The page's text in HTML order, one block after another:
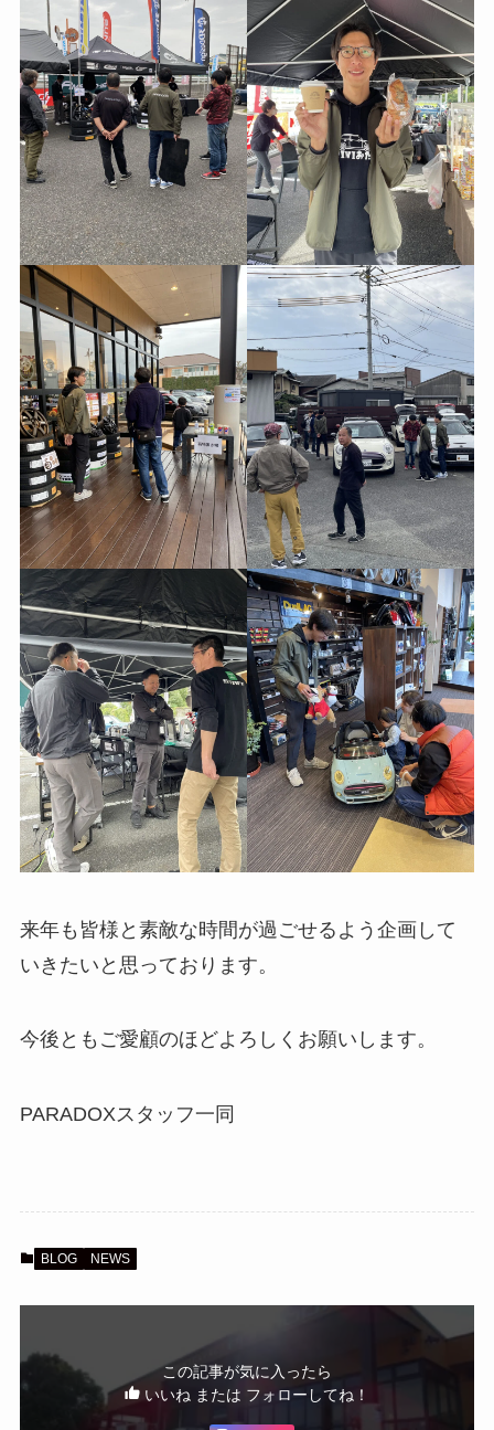
来年も皆様と素敵な時間が過ごせるよう企画して
いきたいと思っております。
今後ともご愛顧のほどよろしくお願いします。
PARADOXスタッフ一同
BLOG NEWS
この記事が気に入ったら
いいね または フォローしてね！